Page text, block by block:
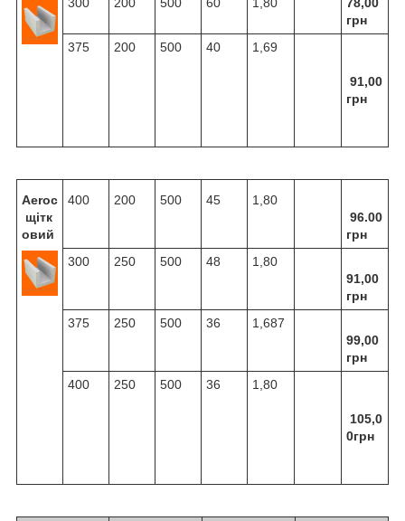
грн
375
200 500 40 1,69
91,00
грн
Aeroc
щітк
овий
400 200 500 45
1,80
96.00
грн
300
250 500 48
1,80
91,00
грн
375
250 500 36
1,687
99,00
грн
400
250 500 36 1,80
105,0
0грн